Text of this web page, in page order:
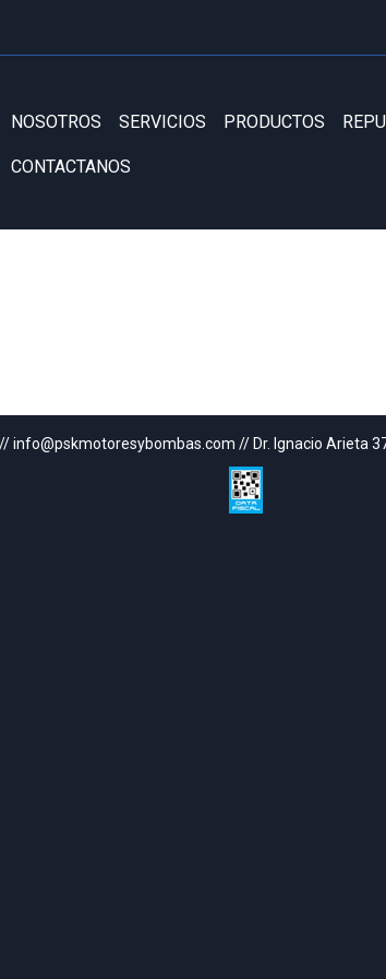
NOSOTROS SERVICIOS PRODUCTOS
CONTACTANOS
info@pskmotoresybombas.com // Dr. Ignacio Arieta